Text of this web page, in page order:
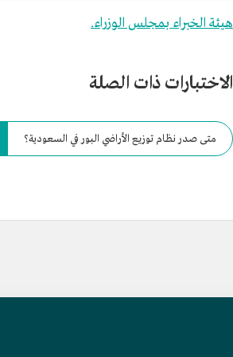
هيئة الخبراء بمجلس الوزراء.
الاختبارات ذات الصلة
متى صدر نظام توزيع الأراضي البور في السعودية؟